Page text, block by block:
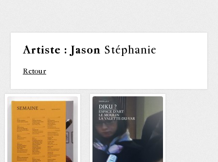
Artiste : Jason Stéphanie
Retour